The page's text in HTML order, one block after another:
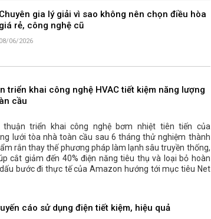
Chuyên gia lý giải vì sao không nên chọn điều hòa
giá rẻ, công nghệ cũ
08/06/2026
triển khai công nghệ HVAC tiết kiệm năng lượng
cầu
triển khai công nghệ bơm nhiệt tiên tiến của
lưới tòa nhà toàn cầu sau 6 tháng thử nghiệm thành
rắn thay thế phương pháp làm lạnh sâu truyền thống,
cắt giảm đến 40% điện năng tiêu thụ và loại bỏ hoàn
bước đi thực tế của Amazon hướng tới mục tiêu Net
cáo sử dụng điện tiết kiệm, hiệu quả